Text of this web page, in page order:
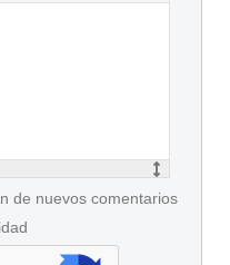
de nuevos comentarios